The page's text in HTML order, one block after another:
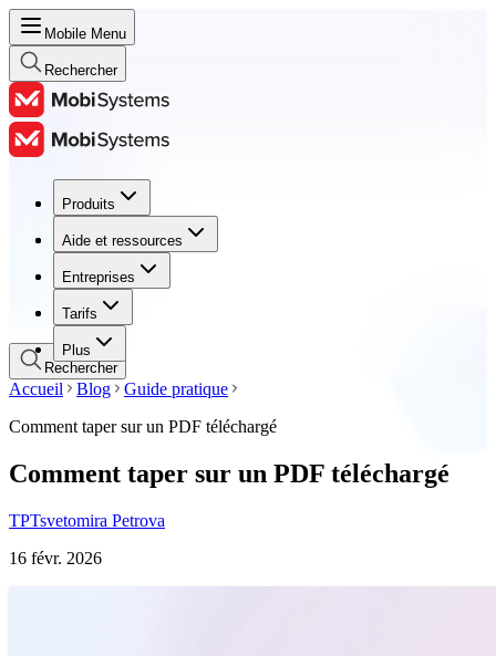
Mobile Menu
Rechercher
Produits
Aide et ressources
Entreprises
Tarifs
Plus
Produits
Aide et ressources
Entreprises
Tarifs
Rechercher
Accueil Blog
Guide pratique
Comment taper sur un PDF téléchargé
Comment taper sur un PDF téléchargé
TPTsvetomira Petrova
16 févr. 2026